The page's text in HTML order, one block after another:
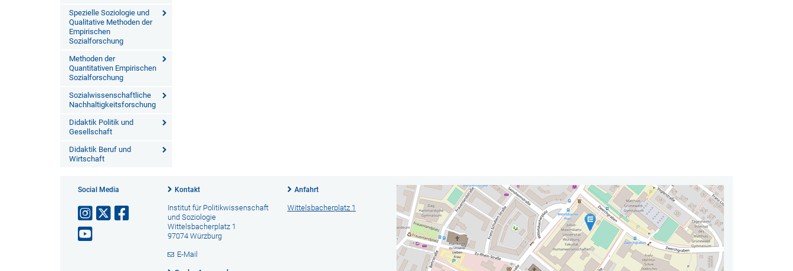
Spezielle Soziologie und
Qualitative Methoden der
Empirischen
Sozialforschung
Methoden der
Quantitativen Empirischen
Sozialforschung
Sozialwissenschaftliche
Nachhaltigkeitsforschung
Didaktik Politik und
Gesellschaft
Didaktik Beruf und
Wirtschaft
Social Media Kontakt
Institut für Politikwissenschaft
und Soziologie
Wittelsbacherplatz 1
97074 Würzburg
E-Mail
Anfahrt
Wittelsbacherplatz 1